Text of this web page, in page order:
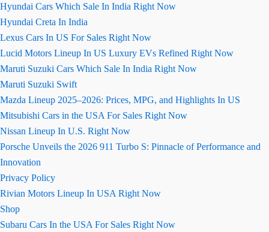
Hyundai Cars Which Sale In India Right Now
Hyundai Creta In India
Lexus Cars In US For Sales Right Now
Lucid Motors Lineup In US Luxury EVs Refined Right Now
Maruti Suzuki Cars Which Sale In India Right Now
Maruti Suzuki Swift
Mazda Lineup 2025–2026: Prices, MPG, and Highlights In US
Mitsubishi Cars in the USA For Sales Right Now
Nissan Lineup In U.S. Right Now
Porsche Unveils the 2026 911 Turbo S: Pinnacle of Performance and
Innovation
Privacy Policy
Rivian Motors Lineup In USA Right Now
Shop
Subaru Cars In the USA For Sales Right Now